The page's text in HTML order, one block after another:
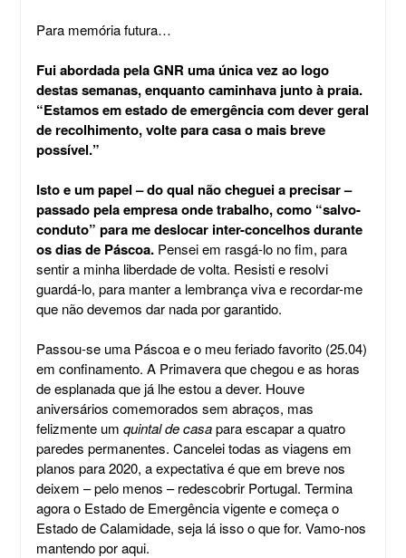
Para memória futura…
Fui abordada pela GNR uma única vez ao logo
destas semanas, enquanto caminhava junto à praia.
“Estamos em estado de emergência com dever geral
de recolhimento, volte para casa o mais breve
possível.”
Isto e um papel – do qual não cheguei a precisar –
passado pela empresa onde trabalho, como “salvo-
conduto” para me deslocar inter-concelhos durante
os dias de Páscoa.Pensei em rasgá-lo no fim, para
sentir a minha liberdade de volta. Resisti e resolvi
guardá-lo, para manter a lembrança viva e recordar-me
que não devemos dar nada por garantido.
Passou-se uma Páscoa e o meu feriado favorito (25.04)
em confinamento. A Primavera que chegou e as horas
de esplanada que já lhe estou a dever. Houve
aniversários comemorados sem abraços, mas
felizmente um quintal de casapara escapar a quatro
paredes permanentes. Cancelei todas as viagens em
planos para 2020, a expectativa é que em breve nos
deixem – pelo menos – redescobrir Portugal. Termina
agora o Estado de Emergência vigente e começa o
Estado de Calamidade, seja lá isso o que for. Vamo-nos
mantendo por aqui.